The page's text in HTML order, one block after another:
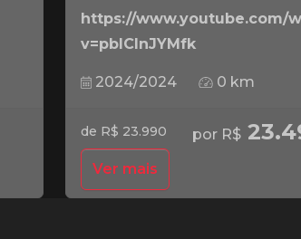
https://www.youtube.com/
v=pbICInJYMfk
2024/2024 0 km
de R$ 23.990 por R$
Ver mais